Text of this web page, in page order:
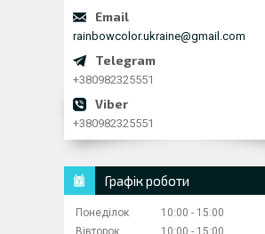
rainbowcolor.ukraine@gmail.com
+380982325551
+380982325551
Графік роботи
Понеділок 10:00
15:00
Вівторок
10:00 15:00